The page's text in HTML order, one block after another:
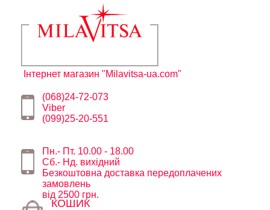
Інтернет магазин "Milavitsa-ua.com"
(068)24-72-073
Viber
(099)25-20-551
Пн.- Пт. 10.00 - 18.00
Сб.- Нд. вихідний
Безкоштовна доставка передоплачених
замовлень
від 2500 грн.
КОШИК